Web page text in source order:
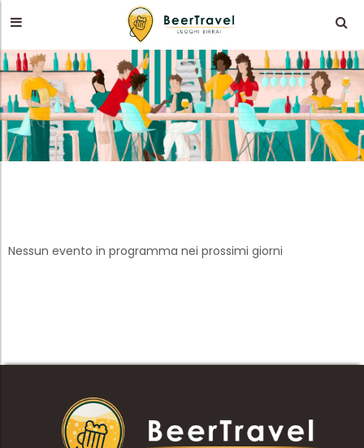
Nessun evento in programma nei prossimi giorni